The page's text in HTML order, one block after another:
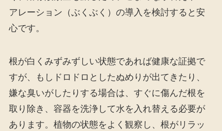
アレーション（ぶくぶく）の導入を検討すると安
心です。
根が白くみずみずしい状態であれば健康な証拠で
すが、もしドロドロとしたぬめりが出てきたり、
嫌な臭いがしたりする場合は、すぐに傷んだ根を
取り除き、容器を洗浄して水を入れ替える必要が
あります。植物の状態をよく観察し、根がリラッ